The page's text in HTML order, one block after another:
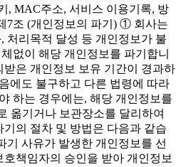
, MAC주소, 서비스 이용기록, 방
7조 (개인정보의 파기) ① 회사는
처리목적 달성 등 개인정보가 불
없이 해당 개인정보를 파기합니
은 개인정보 보유 기간이 경과하
에도 불구하고 다른 법령에 따라
하는 경우에는, 해당 개인정보를
옮기거나 보관장소를 달리하여
의 절차 및 방법은 다음과 같습
기 사유가 발생한 개인정보를 선
책임자의 승인을 받아 개인정보